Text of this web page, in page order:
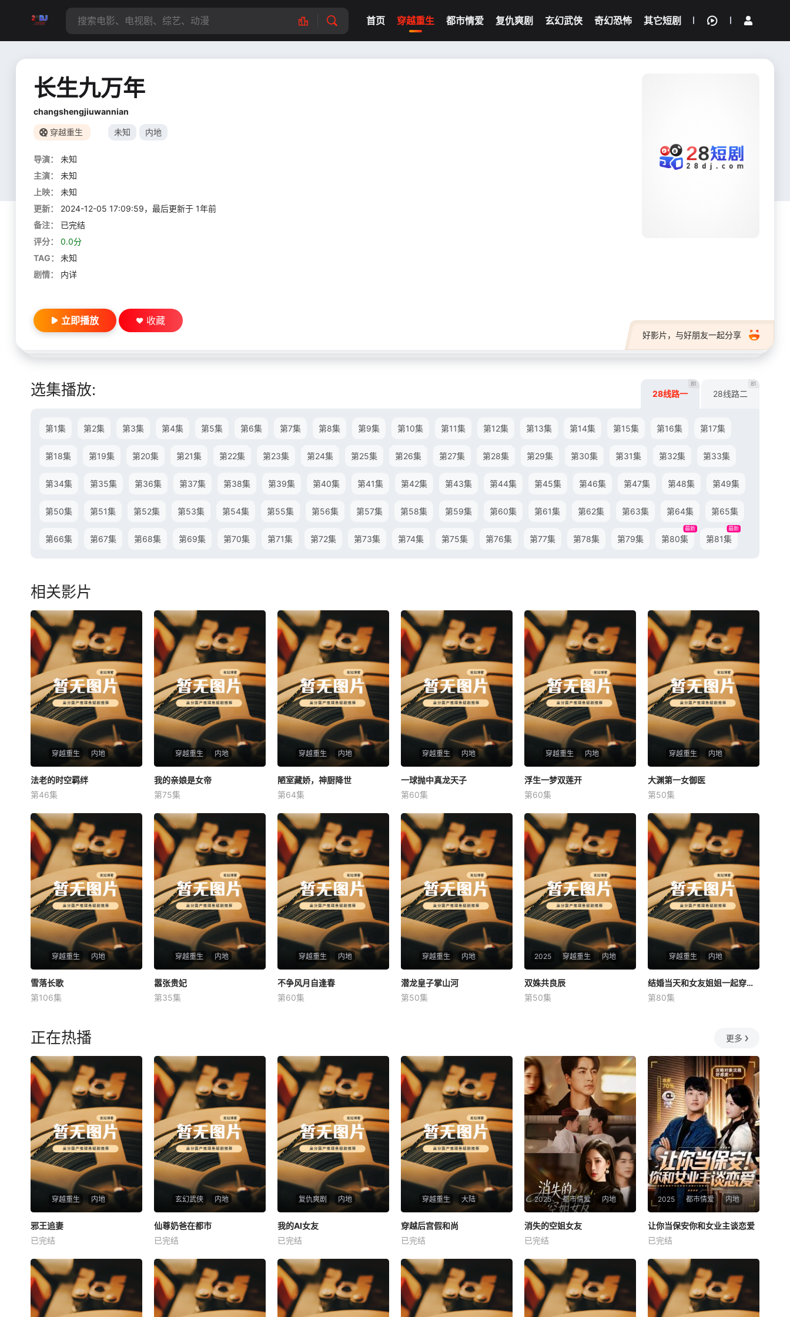
首页 穿越重生 都市情爱 复仇爽剧 玄幻武侠 奇幻恐怖 其它短剧
我的观影记录
长生九万年
changshengjiuwannian
穿越重生 未知 内地
导演：
未知
主演：
未知
上映：
未知
更新：
2024-12-05 17:09:59，最后更新于 1年前
备注：
已完结
评分：
0.0分
TAG：
未知
剧情：
内详
好影片，与好朋友一起分享
立即播放 收藏
选集播放: 28线路一
81
28线路二
81
第1集 第2集 第3集 第4集 第5集 第6集 第7集 第8集 第9集 第10集 第11集 第12集 第13集 第14集 第15集 第16集 第17集
第18集 第19集 第20集 第21集 第22集 第23集 第24集 第25集 第26集 第27集 第28集 第29集 第30集 第31集 第32集 第33集
第34集 第35集 第36集 第37集 第38集 第39集 第40集 第41集 第42集 第43集 第44集 第45集 第46集 第47集 第48集 第49集
第50集 第51集 第52集 第53集 第54集 第55集 第56集 第57集 第58集 第59集 第60集 第61集 第62集 第63集 第64集 第65集
第66集 第67集 第68集 第69集 第70集 第71集 第72集 第73集 第74集 第75集 第76集 第77集 第78集 第79集 第80集
最新
第81集
最新
相关影片
穿越重生 内地
法老的时空羁绊
未知
法老的时空羁绊
第46集
穿越重生 内地
我的亲娘是女帝
未知
我的亲娘是女帝
第75集
穿越重生 内地
陋室藏娇，神厨降世
未知
陋室藏娇，神厨降世
第64集
穿越重生 内地
一球抛中真龙天子
未知
一球抛中真龙天子
第60集
穿越重生 内地
浮生一梦双莲开
未知
浮生一梦双莲开
第60集
穿越重生 内地
大渊第一女御医
未知
大渊第一女御医
第50集
穿越重生 内地
雪落长歌
未知
雪落长歌
第106集
穿越重生 内地
嚣张贵妃
未知
嚣张贵妃
第35集
穿越重生 内地
不争风月自逢春
未知
不争风月自逢春
第60集
穿越重生 内地
潜龙皇子掌山河
未知
潜龙皇子掌山河
第50集
2025 穿越重生 内地
双姝共良辰
未知
双姝共良辰
第50集
穿越重生 内地
结婚当天和女友姐姐一起穿越了
何釗遠、邵依蕊
结婚当天和女友姐姐一起穿越了
第80集
正在热播 更多
穿越重生 内地
邪王追妻
未知
邪王追妻
已完结
玄幻武侠 内地
仙尊奶爸在都市
未知
仙尊奶爸在都市
已完结
复仇爽剧 内地
我的AI女友
未知
我的AI女友
已完结
穿越重生 大陆
穿越后宫假和尚
未知
穿越后宫假和尚
已完结
2025 都市情爱 内地
消失的空姐女友
未知
消失的空姐女友
已完结
2025 都市情爱 内地
未知
让你当保安你和女业主谈恋爱
已完结